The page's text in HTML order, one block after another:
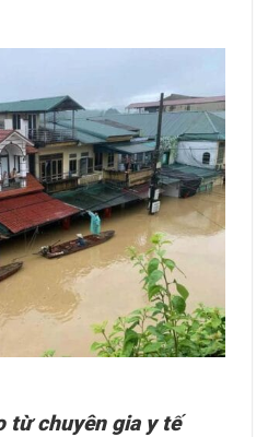
từ chuyên gia y tế